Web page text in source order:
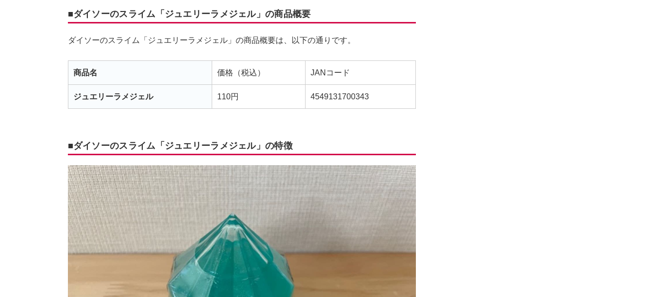
■ダイソーのスライム「ジュエリーラメジェル」の商品概要
ダイソーのスライム「ジュエリーラメジェル」の商品概要は、以下の通りです。
商品名 価格（税込） JANコード
ジュエリーラメジェル 110円 4549131700343
■ダイソーのスライム「ジュエリーラメジェル」の特徴